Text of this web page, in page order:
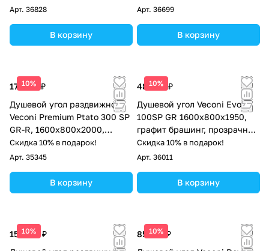
Арт. 36828
В корзину
Арт. 36699
В корзину
10%
174 177 ₽
Душевой угол раздвижной
Veconi Premium Ptato 300 SP
GR-R, 1600х800x2000,
брашированный графит,
стекло прозрачное
Скидка 10% в подарок!
Арт. 35345
В корзину
10%
48 206 ₽
Душевой угол Veconi Evo
100SP GR 1600х800x1950,
графит брашинг, прозрачное
стекло
Скидка 10% в подарок!
Арт. 36011
В корзину
10%
158 737 ₽
10%
85 374 ₽